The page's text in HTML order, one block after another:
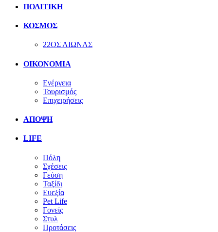
ΠΟΛΙΤΙΚΗ
ΚΟΣΜΟΣ
22ΟΣ ΑΙΩΝΑΣ
ΟΙΚΟΝΟΜΙΑ
Ενέργεια
Τουρισμός
Επιχειρήσεις
ΑΠΟΨΗ
LIFE
Πόλη
Σχέσεις
Γεύση
Ταξίδι
Ευεξία
Pet Life
Γονείς
Στυλ
Προτάσεις